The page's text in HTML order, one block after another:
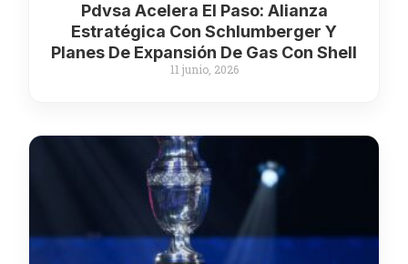
Pdvsa Acelera El Paso: Alianza
Estratégica Con Schlumberger Y
Planes De Expansión De Gas Con Shell
11 junio, 2026